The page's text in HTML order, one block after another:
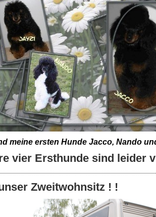
meine ersten Hunde Jacco, Nando
vier Ersthunde sind leider
Zweitwohnsitz ! !